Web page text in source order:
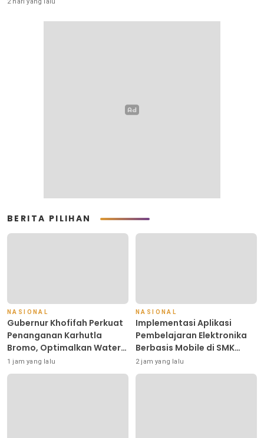
2 hari yang lalu
BERITA PILIHAN
NASIONAL
Gubernur Khofifah Perkuat
Penanganan Karhutla
Bromo, Optimalkan Water
Bombing, Drone dan
Operasi Darat
1 jam yang lalu
NASIONAL
Implementasi Aplikasi
Pembelajaran Elektronika
Berbasis Mobile di SMK
Negeri 10 Kota Bekasi,
Mendukung Digitalisasi dan
2 jam yang lalu